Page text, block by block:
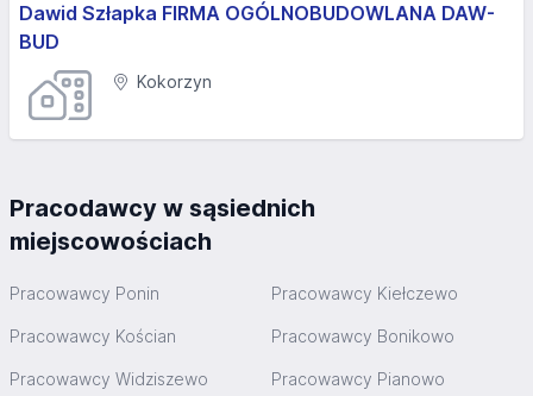
Dawid Szłapka FIRMA OGÓLNOBUDOWLANA DAW-
BUD
Kokorzyn
Pracodawcy w sąsiednich
miejscowościach
Pracowawcy Ponin Pracowawcy Kiełczewo
Pracowawcy Kościan Pracowawcy Bonikowo
Pracowawcy Widziszewo Pracowawcy Pianowo